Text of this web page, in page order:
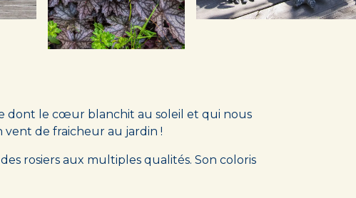
dont le cœur blanchit au soleil et qui nous
vent de fraicheur au jardin !
rosiers aux multiples qualités. Son coloris